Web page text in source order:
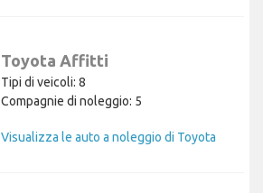
Toyota Affitti
Tipi di veicoli: 8
Compagnie di noleggio: 5
Visualizza le auto a noleggio di Toyota